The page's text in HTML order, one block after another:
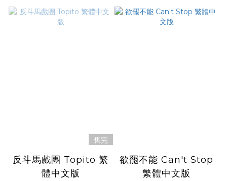
售完
反斗馬戲團 Topito 繁
體中文版
欲罷不能 Can't Stop
繁體中文版